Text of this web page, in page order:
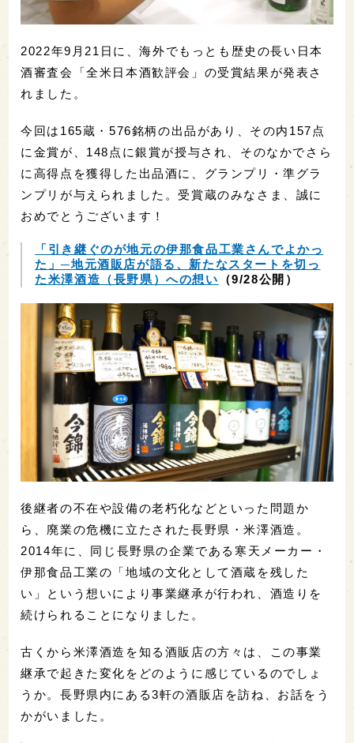
2022年9月21日に、海外でもっとも歴史の長い日本
酒審査会「全米日本酒歓評会」の受賞結果が発表さ
れました。
今回は165蔵・576銘柄の出品があり、その内157点
に金賞が、148点に銀賞が授与され、そのなかでさら
に高得点を獲得した出品酒に、グランプリ・準グラ
ンプリが与えられました。受賞蔵のみなさま、誠に
おめでとうございます！
「引き継ぐのが地元の伊那食品工業さんでよかっ
た」─地元酒販店が語る、新たなスタートを切っ
た米澤酒造（長野県）への想い （9/28公開）
後継者の不在や設備の老朽化などといった問題か
ら、廃業の危機に立たされた長野県・米澤酒造。
2014年に、同じ長野県の企業である寒天メーカー・
伊那食品工業の「地域の文化として酒蔵を残した
い」という想いにより事業継承が行われ、酒造りを
続けられることになりました。
古くから米澤酒造を知る酒販店の方々は、この事業
継承で起きた変化をどのように感じているのでしょ
うか。長野県内にある3軒の酒販店を訪ね、お話をう
かがいました。